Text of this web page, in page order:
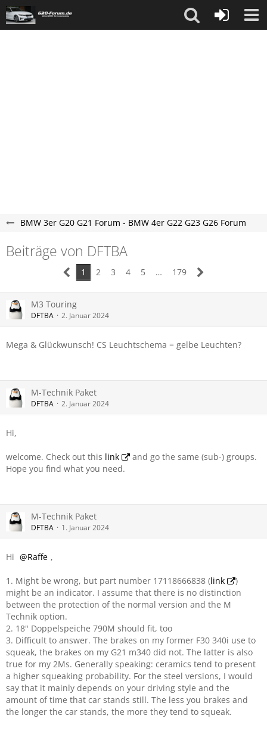
BMW 3er G20 G21 Forum - BMW 4er G22 G23 G26 Forum
Beiträge von DFTBA
1 2 3 4 5 … 179
M3 Touring
DFTBA 2. Januar 2024
Mega & Glückwunsch! CS Leuchtschema = gelbe Leuchten?
M-Technik Paket
DFTBA 2. Januar 2024
Hi,
welcome. Check out this link
and go the same (sub-) groups.
Hope you find what you need.
M-Technik Paket
DFTBA 1. Januar 2024
Hi Raffe ,
1. Might be wrong, but part number 17118666838 (link
)
might be an indicator. I assume that there is no distinction
between the protection of the normal version and the M
Technik option.
2. 18" Doppelspeiche 790M should fit, too
3. Difficult to answer. The brakes on my former F30 340i use to
squeak, the brakes on my G21 m340 did not. The latter is also
true for my 2Ms. Generally speaking: ceramics tend to present
a higher squeaking probability. For the steel versions, I would
say that it mainly depends on your driving style and the
amount of time that car stands still. The less you brakes and
the longer the car stands, the more they tend to squeak.